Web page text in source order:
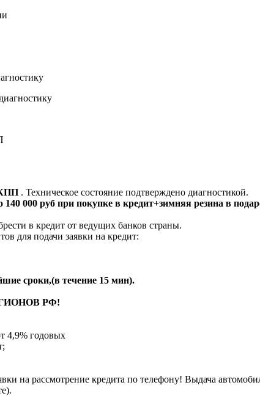
КПП . Техническое состояние подтверждено диагностикой.
000 руб при покупке в кредит+зимняя резина в
в кредит от ведущих банков страны.
для подачи заявки на кредит:
сроки,(в течение 15 мин).
РФ!
4,9% годовых
на рассмотрение кредита по телефону! Выдача